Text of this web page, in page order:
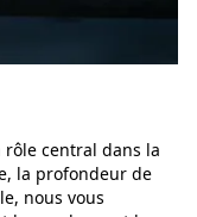
rôle central dans la
la profondeur de
nous vous